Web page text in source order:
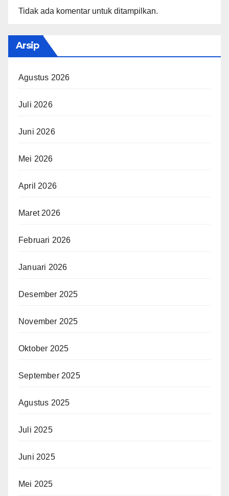
Tidak ada komentar untuk ditampilkan.
Arsip
Agustus 2026
Juli 2026
Juni 2026
Mei 2026
April 2026
Maret 2026
Februari 2026
Januari 2026
Desember 2025
November 2025
Oktober 2025
September 2025
Agustus 2025
Juli 2025
Juni 2025
Mei 2025